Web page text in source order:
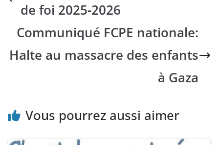
de foi 2025-2026
Communiqué FCPE nationale:
Halte au massacre des enfants
à Gaza
Vous pourrez aussi aimer